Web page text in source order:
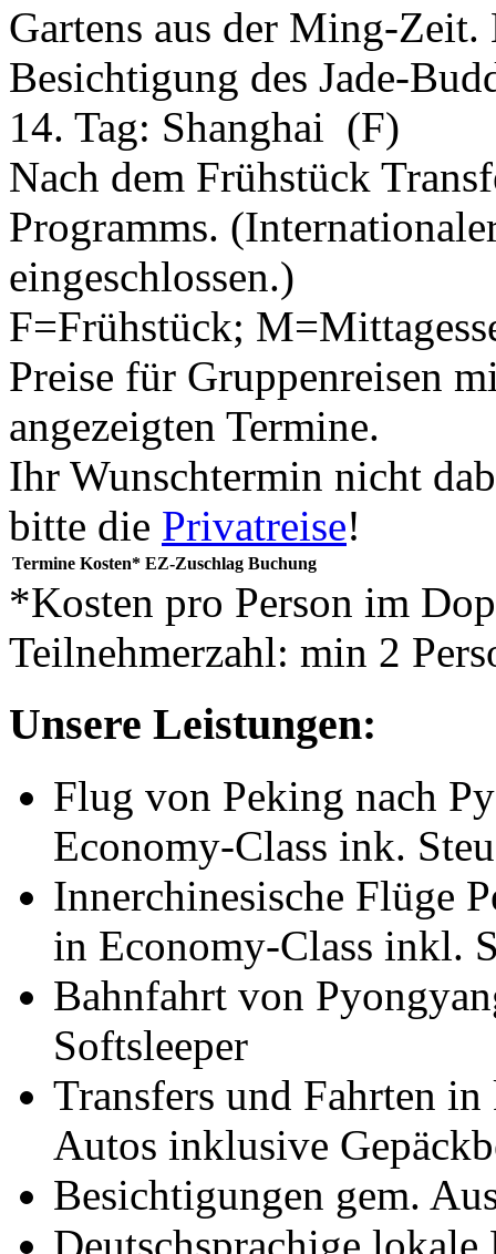
Gartens aus der Ming-Zeit.
Besichtigung des Jade-
14. Tag: Shanghai (F)
Nach dem Frühstück
Programms.
eingeschlossen.)
F=Frühstück;
Preise für Gruppenreisen
angezeigten Termine.
Ihr Wunschtermin nicht
bitte die Privatreise!
Termine Kosten* EZ-Zuschlag Buchung
*Kosten pro Person im
Teilnehmerzahl: min 2
Unsere Leistungen:
Flug von Peking nach
Economy-Class ink.
Innerchinesische Flüge
in Economy-Class inkl.
Bahnfahrt von
Softsleeper
Transfers und Fahrten
Autos inklusive
Besichtigungen gem.
Deutschsprachige lokale